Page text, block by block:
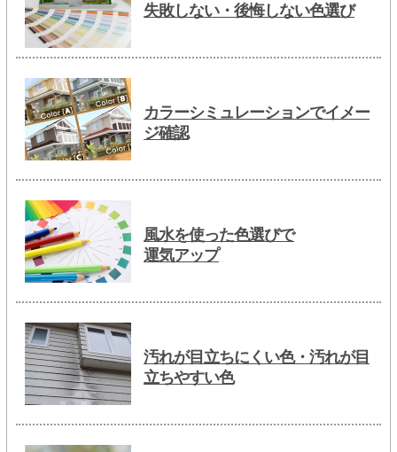
失敗しない・後悔しない色選び
カラーシミュレーションでイメー
ジ確認
風水を使った色選びで
運気アップ
汚れが目立ちにくい色・汚れが目
立ちやすい色